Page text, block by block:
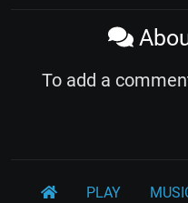
To add a
PLAY